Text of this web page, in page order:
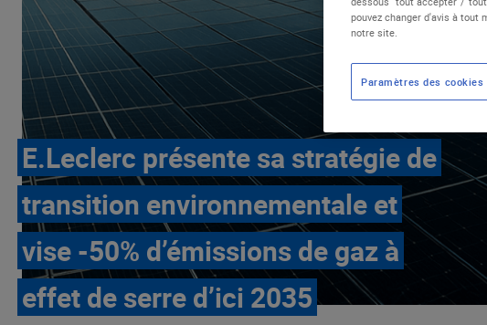
E.Leclerc présente sa stratégie de
transition environnementale et
vise -50% d’émissions de gaz à
effet de serre d’ici 2035
pouvez changer d'avis à tout
notre site.
Paramètres des cookies